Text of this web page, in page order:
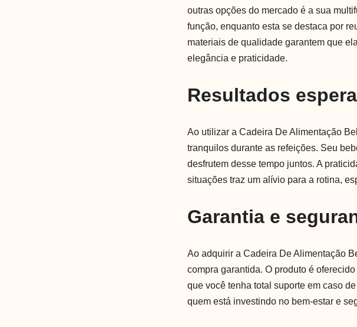
outras opções do mercado é a sua
função, enquanto esta se destaca por
materiais de qualidade garantem que
elegância e praticidade.
Resultados
Ao utilizar a Cadeira De Alimentação
tranquilos durante as refeições. Seu
desfrutem desse tempo juntos. A
situações traz um alívio para a rotina,
Garantia e
Ao adquirir a Cadeira De Alimentação
compra garantida. O produto é
que você tenha total suporte em caso
quem está investindo no bem-estar e